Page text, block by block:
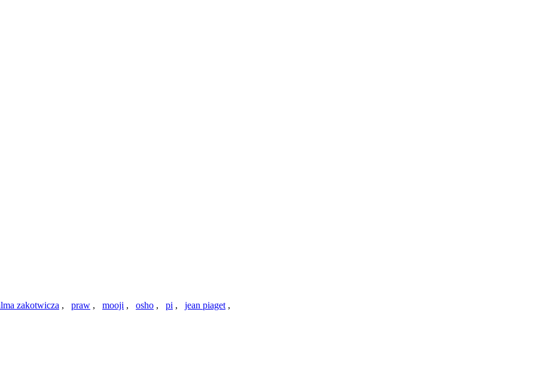
zakotwicza , praw , mooji , osho , pi , jean piaget,